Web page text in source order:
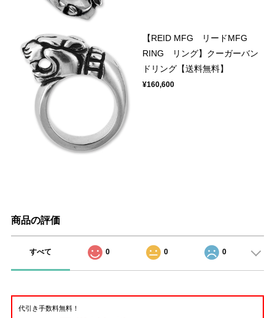
【REID MFG リードMFG
RING リング】クーガーバン
ドリング【送料無料】
¥160,600
商品の評価
すべて 0 0 0
代引き手数料無料！